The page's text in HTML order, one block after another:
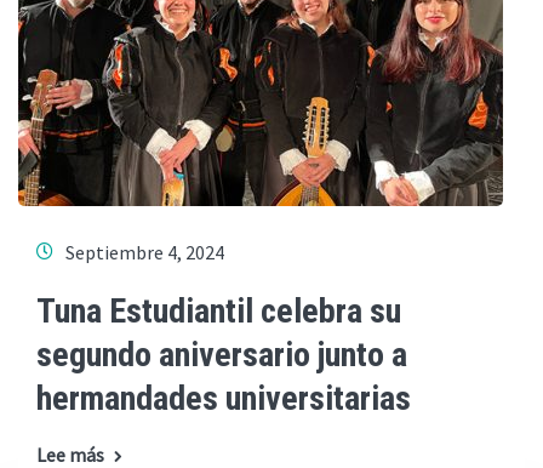
Septiembre 4, 2024
Tuna Estudiantil celebra su
segundo aniversario junto a
hermandades universitarias
Lee más